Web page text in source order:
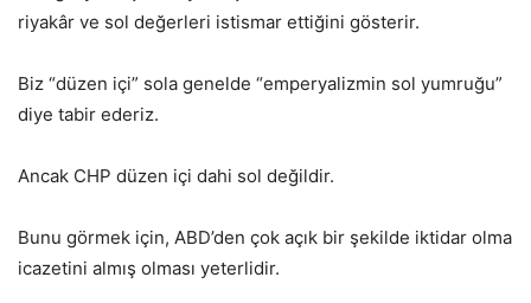
riyakâr ve sol değerleri istismar ettiğini gösterir.
Biz “düzen içi” sola genelde “emperyalizmin sol yumruğu”
diye tabir ederiz.
Ancak CHP düzen içi dahi sol değildir.
Bunu görmek için, ABD’den çok açık bir şekilde iktidar olma
icazetini almış olması yeterlidir.